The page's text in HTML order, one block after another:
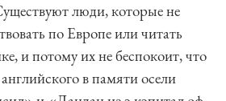
люди, которые не
по Европе или читать
и потому их не беспокоит, что
в памяти осели